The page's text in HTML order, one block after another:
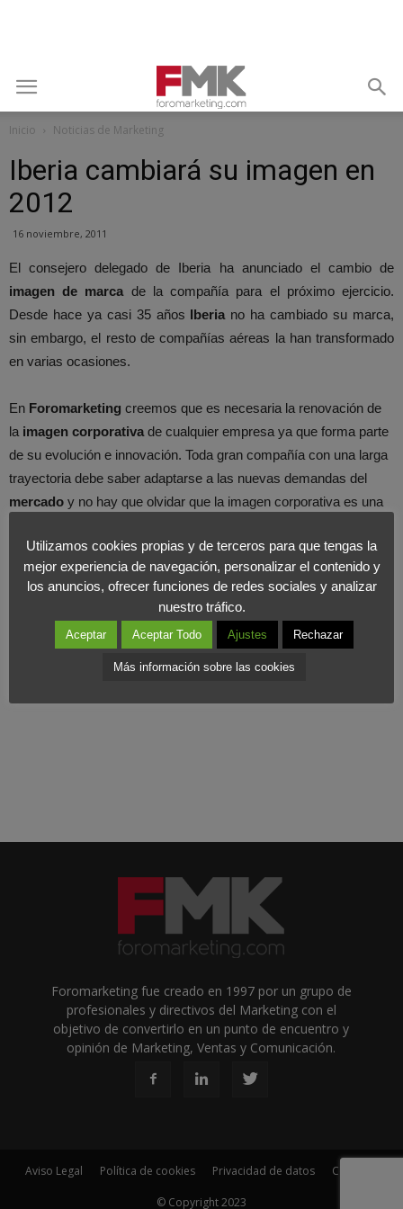
Inicio Noticias de Marketing
Iberia cambiará su imagen en
2012
16 noviembre, 2011
El consejero delegado de Iberia ha anunciado el cambio de
imagen de marca de la compañía para el próximo ejercicio.
Desde hace ya casi 35 años Iberia no ha cambiado su marca,
sin embargo, el resto de compañías aéreas la han transformado
en varias ocasiones.
En Foromarketing creemos que es necesaria la renovación de
la imagen corporativa de cualquier empresa ya que forma parte
de su evolución e innovación. Toda gran compañía con una larga
trayectoria debe saber adaptarse a las nuevas demandas del
mercado y no hay que olvidar que la imagen corporativa es una
Foromarketing fue creado en 1997 por un grupo de
profesionales y directivos del Marketing con el
objetivo de convertirlo en un punto de encuentro y
opinión de Marketing, Ventas y Comunicación.
Aviso Legal Política de cookies Privacidad de datos Contacto
© Copyright 2023
Utilizamos cookies propias y de terceros para que tengas la
mejor experiencia de navegación, personalizar el contenido y
los anuncios, ofrecer funciones de redes sociales y analizar
nuestro tráfico.
Aceptar Aceptar Todo Ajustes Rechazar
Más información sobre las cookies